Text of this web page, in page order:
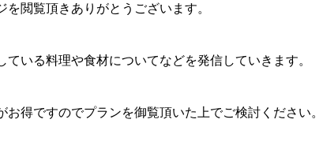
閲覧頂きありがとうございます。
いる料理や食材についてなどを発信していきます。
得ですのでプランを御覧頂いた上でご検討ください。